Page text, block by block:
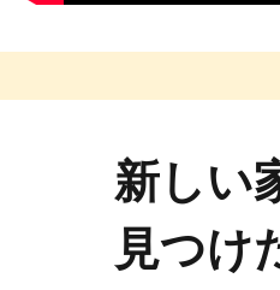
新しい
見つけ